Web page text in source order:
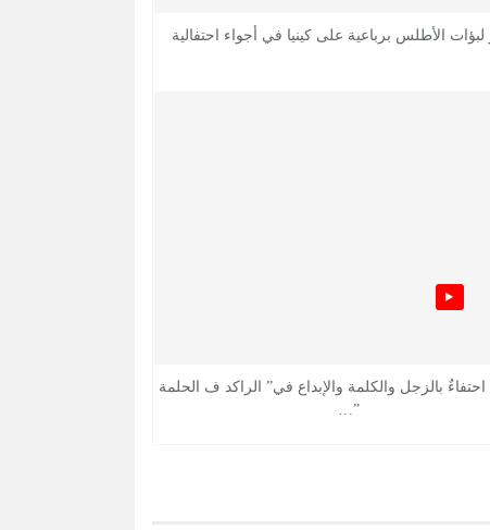
لبؤات الأطلس برباعية على كينيا في أجواء احتفالية
احتفاءٌ بالزجل والكلمة والإبداع في” الراكد ف الحلمة
”…